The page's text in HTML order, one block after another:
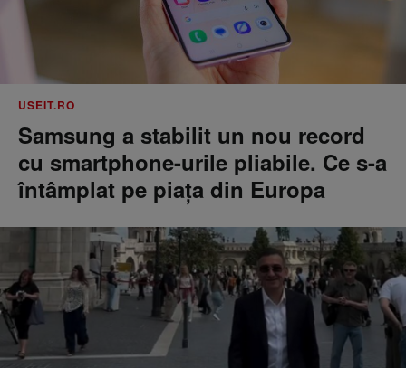
USEIT.RO
Samsung a stabilit un nou record
cu smartphone-urile pliabile. Ce s-a
întâmplat pe piața din Europa